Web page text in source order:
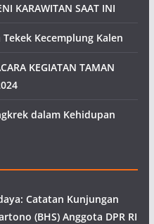
KARAWITAN SAAT INI
Tekek Kecemplung Kalen
KEGIATAN TAMAN
dalam Kehidupan
Catatan Kunjungan
(BHS) Anggota DPR RI